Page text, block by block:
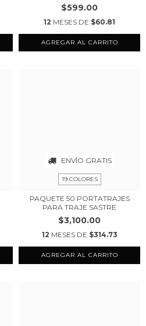
$599.00
12 MESES DE $60.81
AGREGAR AL CARRITO
ENVÍO GRATIS
19 COLORES
PAQUETE 50 PORTATRAJES
PARA TRAJE SASTRE
$3,100.00
12 MESES DE $314.73
AGREGAR AL CARRITO